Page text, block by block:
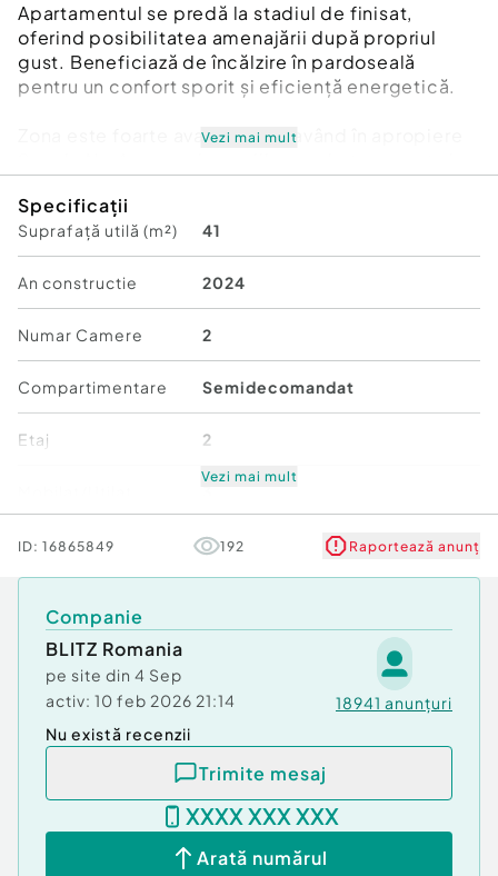
Apartamentul se predă la stadiul de finisat,
oferind posibilitatea amenajării după propriul
gust. Beneficiază de încălzire în pardoseală
pentru un confort sporit și eficiență energetică.
Zona este foarte avantajoasă, având în apropiere
Ideal atât pentru locuit, cât și pentru investiție.
Cod ofertă / ID BLITZ: P174240
Id intern: P174240
Confort:1
Tip imobil:Bloc de apartamente
Număr Băi: 1
Vezi mai mult
Specificații
Suprafață utilă (m²) 41
An constructie 2024
Numar Camere 2
Compartimentare Semidecomandat
Etaj 2
Număr niveluri imobil 6
Comfort
Vezi mai mult
ID: 16865849 192 Raportează anunț
Companie
BLITZ Romania
pe site din 4 Sep
activ: 10 feb 2026 21:14 18941 anunțuri
Nu există recenzii
Trimite mesaj
XXXX XXX XXX
Arată numărul